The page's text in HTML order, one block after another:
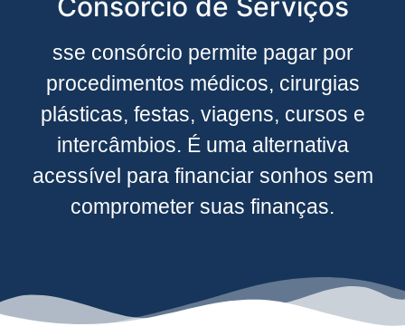
Consórcio de Serviços
sse consórcio permite pagar por
procedimentos médicos, cirurgias
plásticas, festas, viagens, cursos e
intercâmbios. É uma alternativa
acessível para financiar sonhos sem
comprometer suas finanças.